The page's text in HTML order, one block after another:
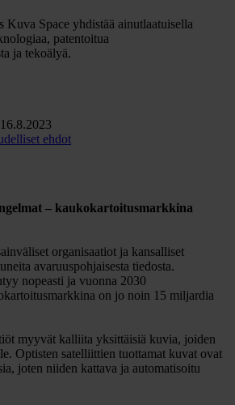
Kuva Space yhdistää ainutlaatuisella
patentoitua
ja tekoälyä.
ehdot
– kaukokartoitusmarkkina
organisaatiot ja kansalliset
avaruuspohjaisesta tiedosta.
nopeasti ja vuonna 2030
on jo noin 15 miljardia
myyvät kalliita yksittäisiä kuvia, joiden
Optisten satelliittien tuottamat kuvat ovat
joten niiden kattava ja automatisoitu